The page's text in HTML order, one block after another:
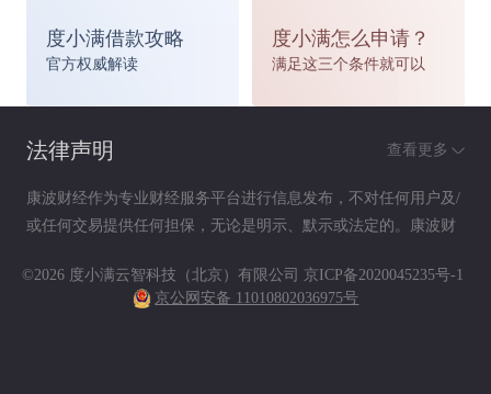
险种进行理赔了。而且几百元的投保费用，车主也
比较能接受。
度小满借款攻略
官方权威解读
度小满怎么申请？
满足这三个条件就可以
法律声明 查看更多
康波财经作为专业财经服务平台进行信息发布，不对任何用户及/
或任何交易提供任何担保，无论是明示、默示或法定的。康波财
链接）仅供参考（如：历史或预期收益不代表实际收益），不作
为任何法律文件，亦不构成任何邀约、投资建议或承诺，用户应
©2026 度小满云智科技（北京）有限公司 京ICP备2020045235号-1
京公网安备 11010802036975号